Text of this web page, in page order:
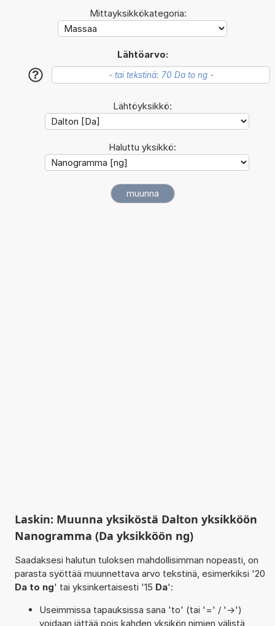
Mittayksikkökategoria:
Lähtöarvo:
?
Lähtöyksikkö:
Haluttu yksikkö:
Laskin: Muunna yksiköstä Dalton yksikköön
Nanogramma (Da yksikköön ng)
Saadaksesi halutun tuloksen mahdollisimman nopeasti, on
parasta syöttää muunnettava arvo tekstinä, esimerkiksi '20
Da to ng' tai yksinkertaisesti '15 Da':
Useimmissa tapauksissa sana 'to' (tai '=' / '->')
voidaan jättää pois kahden yksikön nimien välistä,